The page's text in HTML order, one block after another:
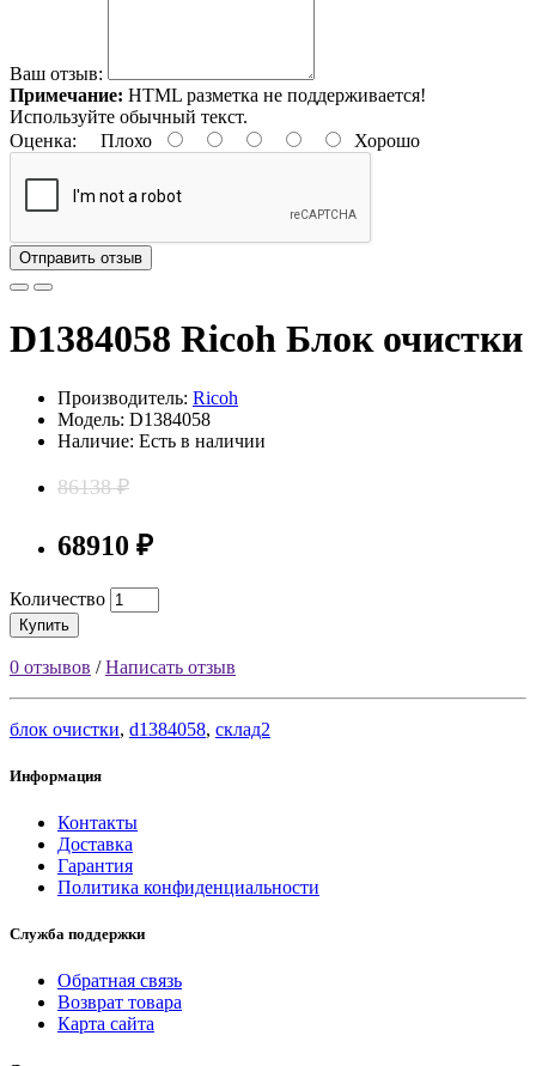
Ваш отзыв:
Примечание: HTML разметка не поддерживается!
Используйте обычный текст.
Оценка: Плохо Хорошо
Отправить отзыв
D1384058 Ricoh Блок очистки
Производитель: Ricoh
Модель: D1384058
Наличие: Есть в наличии
86138 ₽
68910 ₽
Количество
Купить
0 отзывов /Написать отзыв
блок очистки, d1384058, склад2
Информация
Контакты
Доставка
Гарантия
Политика конфиденциальности
Служба поддержки
Обратная связь
Возврат товара
Карта сайта